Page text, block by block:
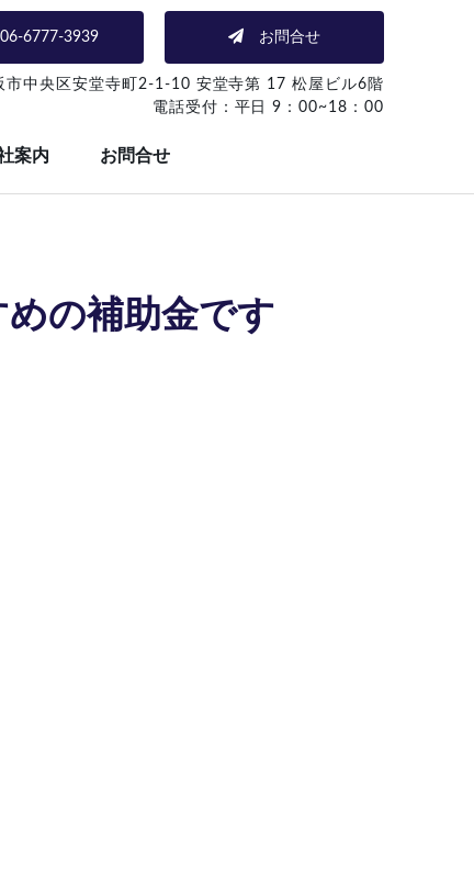
06-6777-3939 お問合せ
中央区安堂寺町2-1-10 安堂寺第 17 松屋ビル6階
電話受付：平日 9：00~18：00
案内 お問合せ
めの補助金です